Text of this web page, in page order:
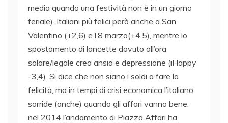
media quando una festività non è in un giorno
feriale). Italiani più felici però anche a San
Valentino (+2,6) e l’8 marzo(+4,5), mentre lo
spostamento di lancette dovuto all’ora
solare/legale crea ansia e depressione (iHappy
-3,4). Si dice che non siano i soldi a fare la
felicità, ma in tempi di crisi economica l’italiano
sorride (anche) quando gli affari vanno bene:
nel 2014 l’andamento di Piazza Affari ha